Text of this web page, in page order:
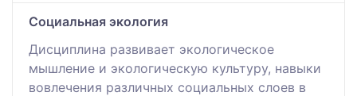
Социальная экология
Дисциплина развивает экологическое
мышление и экологическую культуру, навыки
вовлечения различных социальных слоев в